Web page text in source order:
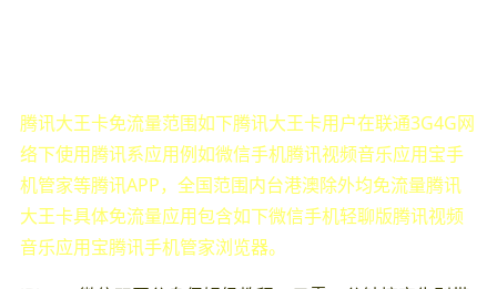
腾讯大王卡免流量范围如下腾讯大王卡用户在联通3G4G网
络下使用腾讯系应用例如微信手机腾讯视频音乐应用宝手
机管家等腾讯APP，全国范围内台港澳除外均免流量腾讯
大王卡具体免流量应用包含如下微信手机轻聊版腾讯视频
音乐应用宝腾讯手机管家浏览器。